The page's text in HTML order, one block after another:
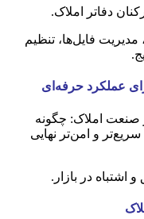
مدیریت فایل‌ها، تنظیم
عملکرد حرفه‌ای
صنعت املاک: چگونه
و امن‌تر نهایی
اشتباه در بازار.